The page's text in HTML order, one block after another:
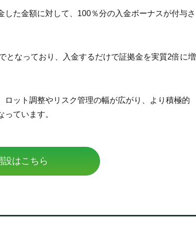
た金額に対して、100％分の入金ボーナスが付与さ
となっており、入金するだけで証拠金を実質2倍に増
ット調整やリスク管理の幅が広がり、より積極的
ています。
設はこちら